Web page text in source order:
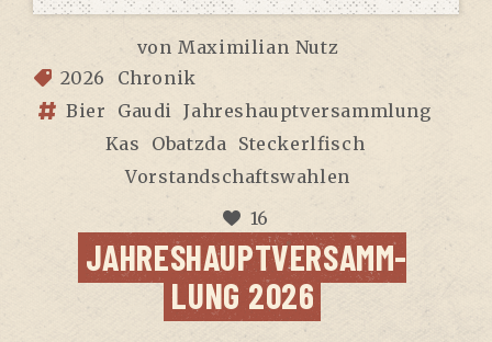
von Maximilian Nutz
2026
Chronik
Bier
Gaudi
Jahreshauptversammlung
Kas
Obatzda
Steckerlfisch
Vorstandschaftswahlen
16
JAH­RES­HAUPT­VER­SAMM­
LUNG 2026